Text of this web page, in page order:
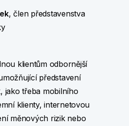
, člen představenstva
klientům odbornější
představení
jako třeba mobilního
klienty, internetovou
měnových rizik nebo